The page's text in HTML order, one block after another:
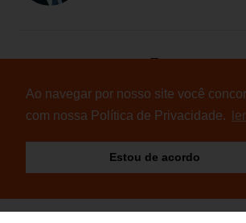
Ao navegar por nosso site você
com nossa Política de Privacidade.
Estou de acordo
Enquete